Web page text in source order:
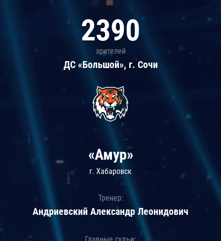
2390
зрителей
ДС «Большой», г. Сочи
«Амур»
г. Хабаровск
Тренер:
Андриевский Александр Леонидович